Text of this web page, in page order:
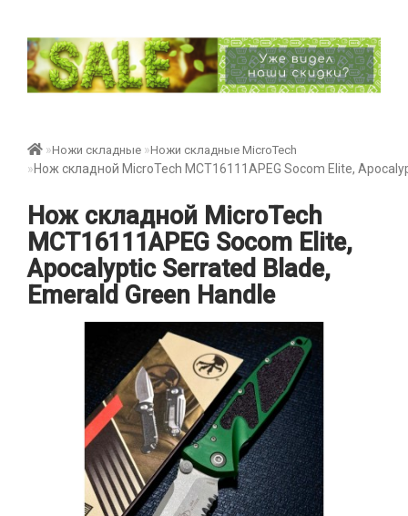
Ножи складные Ножи складные MicroTech
Нож складной MicroTech MCT16111APEG Socom Elite,
Нож складной MicroTech
MCT16111APEG Socom Elite,
Apocalyptic Serrated Blade,
Emerald Green Handle